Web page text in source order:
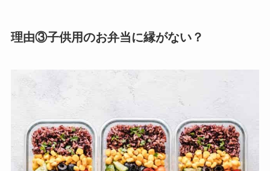
理由③子供用のお弁当に縁がない？